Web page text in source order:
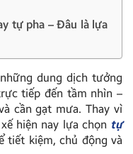
tự pha – Đâu là lựa
dung dịch tưởng
tiếp đến tầm nhìn –
cần gạt mưa. Thay vì
hiện nay lựa chọn tự
tiết kiệm, chủ động và